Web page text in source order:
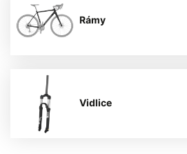
Rámy
Vidlice